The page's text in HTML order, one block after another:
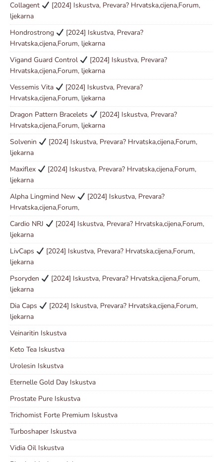
Collagent
[2024] Iskustva, Prevara? Hrvatska,cijena,Forum,
ljekarna
Hondrostrong
[2024] Iskustva, Prevara?
Hrvatska,cijena,Forum, ljekarna
Vigand Guard Control
[2024] Iskustva, Prevara?
Hrvatska,cijena,Forum, ljekarna
Vessemis Vita
[2024] Iskustva, Prevara?
Hrvatska,cijena,Forum, ljekarna
Dragon Pattern Bracelets
[2024] Iskustva, Prevara?
Hrvatska,cijena,Forum, ljekarna
Solvenin
[2024] Iskustva, Prevara? Hrvatska,cijena,Forum,
ljekarna
Maxiflex
[2024] Iskustva, Prevara? Hrvatska,cijena,Forum,
ljekarna
Alpha Lingmind New
[2024] Iskustva, Prevara?
Hrvatska,cijena,Forum,
Cardio NRJ
[2024] Iskustva, Prevara? Hrvatska,cijena,Forum,
ljekarna
LivCaps
[2024] Iskustva, Prevara? Hrvatska,cijena,Forum,
ljekarna
Psoryden
[2024] Iskustva, Prevara? Hrvatska,cijena,Forum,
ljekarna
Dia Caps
[2024] Iskustva, Prevara? Hrvatska,cijena,Forum,
ljekarna
Veinaritin Iskustva
Keto Tea Iskustva
Urolesin Iskustva
Eternelle Gold Day Iskustva
Prostate Pure Iskustva
Trichomist Forte Premium Iskustva
Turboshaper Iskustva
Vidia Oil Iskustva